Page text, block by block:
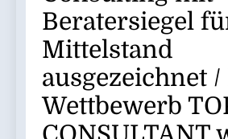
Beratersiegel
Mittelstand
ausgezeichnet
Wettbewerb